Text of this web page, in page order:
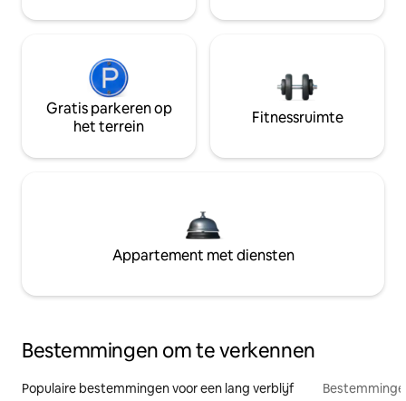
Gratis parkeren op
het terrein
Fitnessruimte
Appartement met diensten
Bestemmingen om te verkennen
Populaire bestemmingen voor een lang verblijf